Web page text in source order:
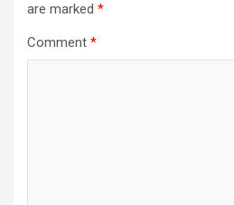
are marked *
Comment *